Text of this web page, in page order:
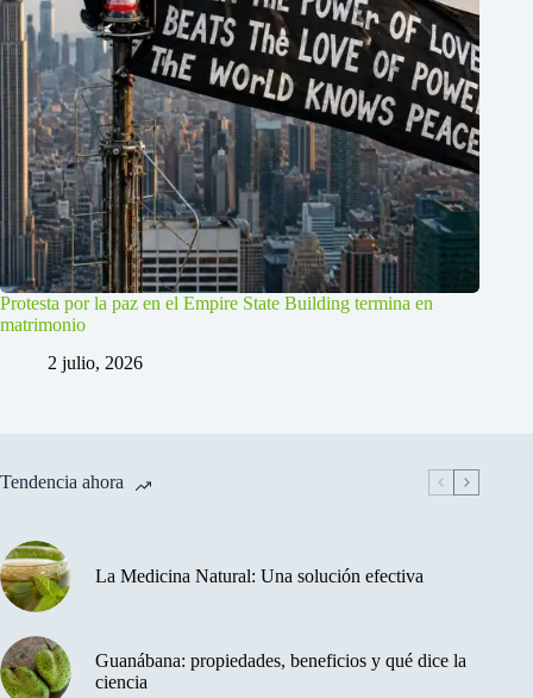
Protesta por la paz en el Empire State Building termina en
matrimonio
2 julio, 2026
Tendencia ahora
La Medicina Natural: Una solución efectiva
Guanábana: propiedades, beneficios y qué dice la
ciencia